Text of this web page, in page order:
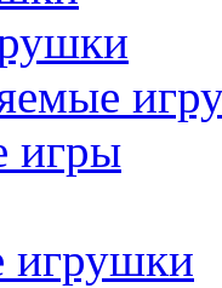
игры
игрушки